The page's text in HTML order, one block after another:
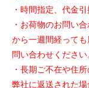
・時間指定、代金
・お荷物のお問い
から一週間経って
問い合わせください
・長期ご不在や住
弊社に返送された